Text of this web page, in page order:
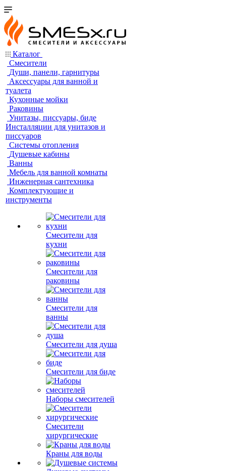
Каталог
Смесители
Души, панели, гарнитуры
Аксессуары для ванной и
туалета
Кухонные мойки
Раковины
Унитазы, писсуары, биде
Инсталляции для унитазов и
писсуаров
Системы отопления
Душевые кабины
Ванны
Мебель для ванной комнаты
Инженерная сантехника
Комплектующие и
инструменты
Смесители для
кухни
Смесители для
раковины
Смесители для
ванны
Смесители для душа
Смесители для биде
Наборы смесителей
Смесители
хирургические
Краны для воды